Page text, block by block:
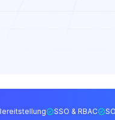
SSO & RBAC